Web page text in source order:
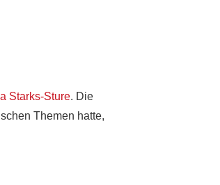
Starks-Sture. Die
Themen hatte,